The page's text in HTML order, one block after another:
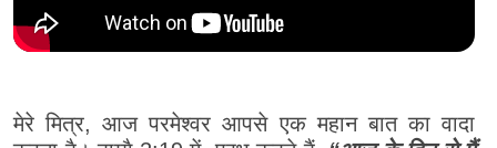
मेरे मित्र, आज परमेश्वर आपसे एक महान बात का वादा